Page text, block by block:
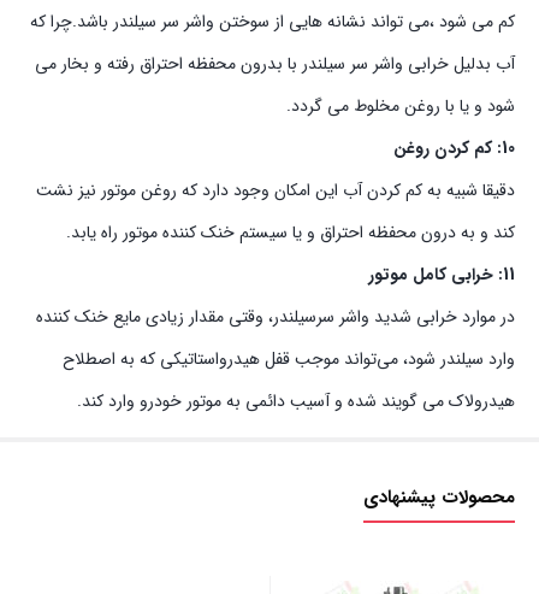
کم می شود ،می تواند نشانه هایی از سوختن واشر سر سیلندر باشد.چرا که
آب بدلیل خرابی واشر سر سیلندر با بدرون محفظه احتراق رفته و بخار می
شود و یا با روغن مخلوط می گردد.
10: کم کردن روغن
دقیقا شبیه به کم کردن آب این امکان وجود دارد که روغن موتور نیز نشت
کند و به درون محفظه احتراق و یا سیستم خنک کننده موتور راه یابد.
11: خرابی کامل موتور
در موارد خرابی شدید واشر سرسیلندر، وقتی مقدار زیادی مایع خنک کننده
وارد سیلندر شود، می‌تواند موجب قفل هیدرواستاتیکی که به اصطلاح
هیدرولاک می گویند شده و آسیب دائمی به موتور خودرو وارد کند.
محصولات پیشنهادی